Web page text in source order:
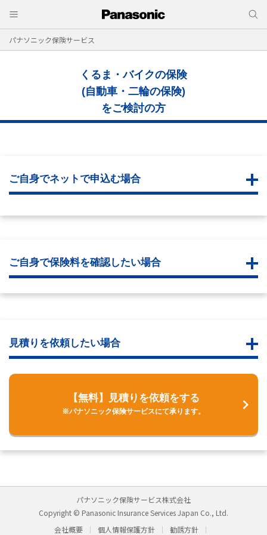
パナソニック保険サービス
くるま・バイクの保険
(自動車・二輪の保険)
をご検討の方
ご自身でネットで申込む場合
ご自身で保険料を確認したい場合
見積りを依頼したい場合
【無料】見積りを依頼をする
※パナソニック保険サービスにて承ります。
パナソニック保険サービス株式会社
Copyright © Panasonic Insurance Services Japan Co., Ltd.
会社概要
個人情報保護方針 勧誘方針